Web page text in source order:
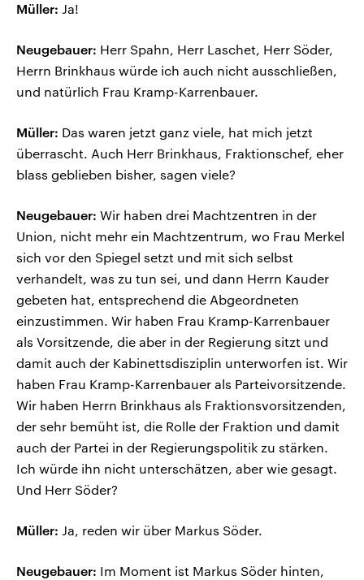
Müller: Ja!
Neugebauer: Herr Spahn, Herr Laschet, Herr Söder,
Herrn Brinkhaus würde ich auch nicht ausschließen,
und natürlich Frau Kramp-Karrenbauer.
Müller: Das waren jetzt ganz viele, hat mich jetzt
überrascht. Auch Herr Brinkhaus, Fraktionschef, eher
blass geblieben bisher, sagen viele?
Neugebauer: Wir haben drei Machtzentren in der
Union, nicht mehr ein Machtzentrum, wo Frau Merkel
sich vor den Spiegel setzt und mit sich selbst
verhandelt, was zu tun sei, und dann Herrn Kauder
gebeten hat, entsprechend die Abgeordneten
einzustimmen. Wir haben Frau Kramp-Karrenbauer
als Vorsitzende, die aber in der Regierung sitzt und
damit auch der Kabinettsdisziplin unterworfen ist. Wir
haben Frau Kramp-Karrenbauer als Parteivorsitzende.
Wir haben Herrn Brinkhaus als Fraktionsvorsitzenden,
der sehr bemüht ist, die Rolle der Fraktion und damit
auch der Partei in der Regierungspolitik zu stärken.
Ich würde ihn nicht unterschätzen, aber wie gesagt.
Und Herr Söder?
Müller: Ja, reden wir über Markus Söder.
Neugebauer: Im Moment ist Markus Söder hinten,